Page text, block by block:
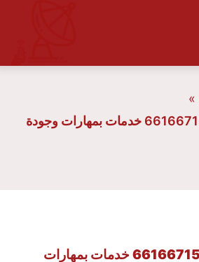
فني ستلايت سلوى 66166715 خدمات بمهارات وجودة
فني ستلايت سلوى 66166715 خدمات بمهارات